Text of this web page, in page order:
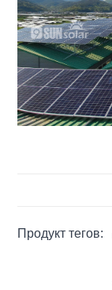
Продукт тегов: